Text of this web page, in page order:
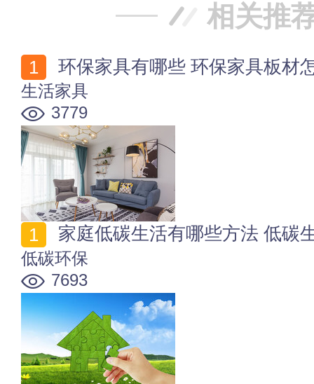
相关推
环保家具有哪些 环保家具板材
生活家具
3779
家庭低碳生活有哪些方法 低碳
低碳环保
7693